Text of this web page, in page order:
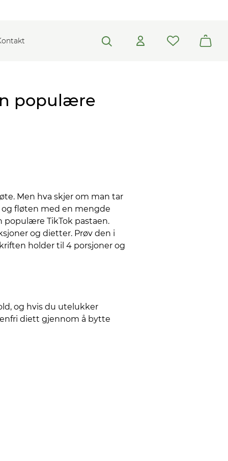
populære
Men hva skjer om man tar
fløten med en mengde
populære TikTok pastaen.
og dietter. Prøv den i
holder til 4 porsjoner og
og hvis du utelukker
diett gjennom å bytte